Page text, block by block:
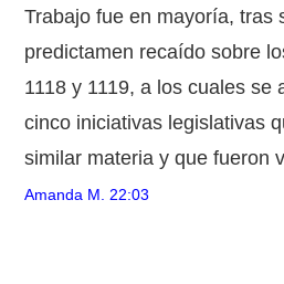
Trabajo fue en mayoría, tras
predictamen recaído sobre
1118 y 1119, a los cuales se
cinco iniciativas legislativas
similar materia y que fueron
Amanda M. 22:03